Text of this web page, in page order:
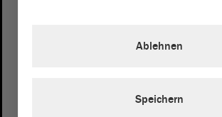
Ablehnen
Speichern